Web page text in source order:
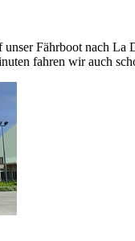
Fährboot nach
fahren wir auch